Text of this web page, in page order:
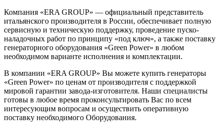
Компания «ERA GROUP» — официальный представитель
итальянского производителя в России, обеспечивает полную
сервисную и техническую поддержку, проведение пуско-
наладочных работ по принципу «под ключ», а также поставку
генераторного оборудования «Green Power» в любом
необходимом варианте исполнения и комплектации.
В компании «ERA GROUP» Вы можете купить генераторы
«Green Power» по ценам от производителя с поддержкой
мировой гарантии завода-изготовителя. Наши специалисты
готовы в любое время проконсультировать Вас по всем
интересующим вопросам и осуществить оперативную
поставку необходимого Оборудования.